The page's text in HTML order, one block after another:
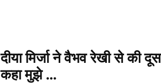
दीया मिर्जा ने वैभव रेखी से की
कहा मुझे …